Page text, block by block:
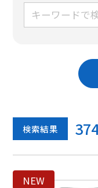
検索結果
NEW